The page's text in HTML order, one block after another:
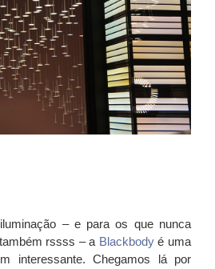
– e para os que nunca
rssss – a Blackbodyé uma
interessante. Chegamos lá por